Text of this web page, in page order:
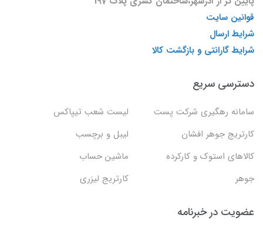
قوانین سایت
شرایط ارسال
شرایط گارانتی و بازگشت کالا
دسترسی سریع
سامانه رهگیری شرکت پست
لیست شعب تیپاکس
کارتریج جوهر افشان
لیبل و برچسب
کالاهای استوک و کارکرده
ماشین حساب
جوهر
کارتریج لیزری
عضویت در خبرنامه